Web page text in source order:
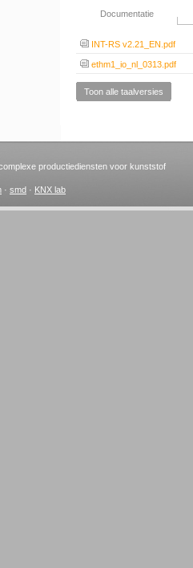
Documentatie
INT-RS v2.21_EN.pdf
ethm1_io_nl_0313.pdf
Toon alle taalversies
productiediensten voor kunststof
· smd · KNX lab